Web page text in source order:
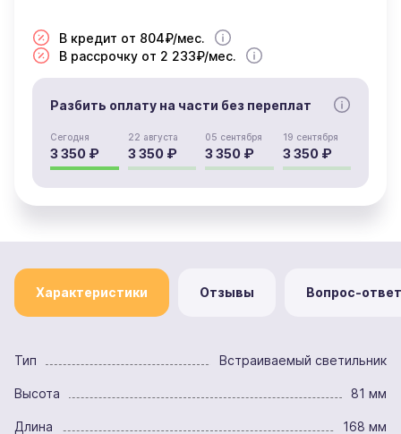
В кредит от 804₽/мес.
В рассрочку от 2 233₽/мес.
Разбить оплату на части без переплат
Сегодня
3 350 ₽
22 августа
3 350 ₽
05 сентября
3 350 ₽
19 сентября
3 350 ₽
Характеристики Отзывы Вопрос-ответ
Тип Встраиваемый светильник
Высота 81 мм
Длина 168 мм